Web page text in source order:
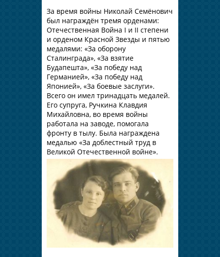
За время войны Николай Семёнович
был награждён тремя орденами:
Отечественная Война I и II степени
и орденом Красной Звезды и пятью
медалями: «За оборону
Сталинграда», «За взятие
Будапешта», «За победу над
Германией», «За победу над
Японией», «За боевые заслуги».
Всего он имел тринадцать медалей.
Его супруга, Ручкина Клавдия
Михайловна, во время войны
работала на заводе, помогала
фронту в тылу. Была награждена
медалью «За доблестный труд в
Великой Отечественной войне».